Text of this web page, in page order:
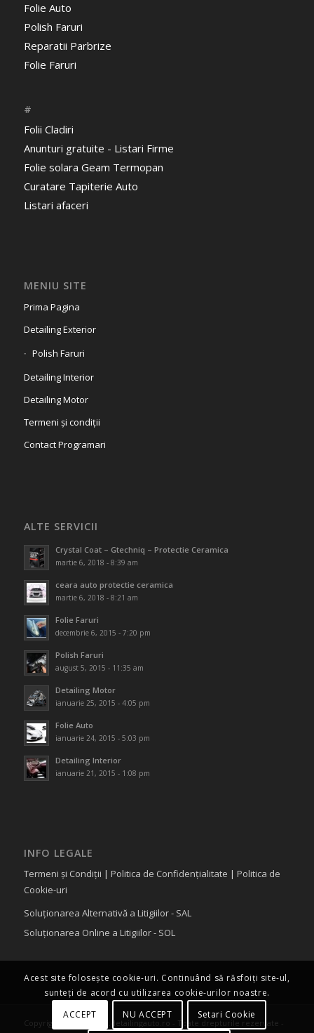
Folie Auto
Polish Faruri
Reparatii Parbrize
Folie Faruri
#
Folii Cladiri
Anunturi gratuite - Listari Firme
Folie solara Geam Termopan
Curatare Tapiterie Auto
Listari afaceri
MENIU SITE
Prima Pagina
Detailing Exterior
Polish Faruri
Detailing Interior
Detailing Motor
Termeni și condiții
Contact Programari
ALTE SERVICII
Crystal Coat – Gtechniq – Protectie Ceramica
martie 6, 2018 - 8:39 am
ceara auto protectie ceramica
martie 6, 2018 - 8:21 am
Folie Faruri
decembrie 6, 2015 - 7:20 pm
Polish Faruri
august 5, 2015 - 11:35 am
Detailing Motor
ianuarie 25, 2015 - 4:05 pm
Folie Auto
ianuarie 24, 2015 - 5:03 pm
Detailing Interior
ianuarie 21, 2015 - 1:08 pm
INFO LEGALE
Termeni și Condiții | Politica de Confidențialitate | Politica de
Cookie-uri
Soluționarea Alternativă a Litigiilor - SAL
Soluționarea Online a Litigiilor - SOL
Copyright © 2015 www.detailingauto.ro - Toate drepturile rezervate -
Acest site folosește cookie-uri. Continuând să răsfoiți site-ul,
sunteți de acord cu utilizarea cookie-urilor noastre.
ACCEPT
NU ACCEPT Setari Cookie